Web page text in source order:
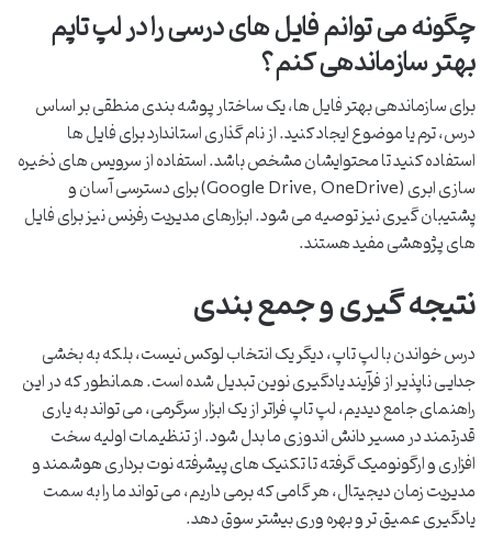
چگونه می توانم فایل های درسی را در لپ تاپم
بهتر سازماندهی کنم؟
برای سازماندهی بهتر فایل ها، یک ساختار پوشه بندی منطقی بر اساس
درس، ترم یا موضوع ایجاد کنید. از نام گذاری استاندارد برای فایل ها
استفاده کنید تا محتوایشان مشخص باشد. استفاده از سرویس های ذخیره
سازی ابری (Google Drive, OneDrive) برای دسترسی آسان و
پشتیبان گیری نیز توصیه می شود. ابزارهای مدیریت رفرنس نیز برای فایل
های پژوهشی مفید هستند.
نتیجه گیری و جمع بندی
درس خواندن با لپ تاپ، دیگر یک انتخاب لوکس نیست، بلکه به بخشی
جدایی ناپذیر از فرآیند یادگیری نوین تبدیل شده است. همانطور که در این
راهنمای جامع دیدیم، لپ تاپ فراتر از یک ابزار سرگرمی، می تواند به یاری
قدرتمند در مسیر دانش اندوزی ما بدل شود. از تنظیمات اولیه سخت
افزاری و ارگونومیک گرفته تا تکنیک های پیشرفته نوت برداری هوشمند و
مدیریت زمان دیجیتال، هر گامی که برمی داریم، می تواند ما را به سمت
یادگیری عمیق تر و بهره وری بیشتر سوق دهد.